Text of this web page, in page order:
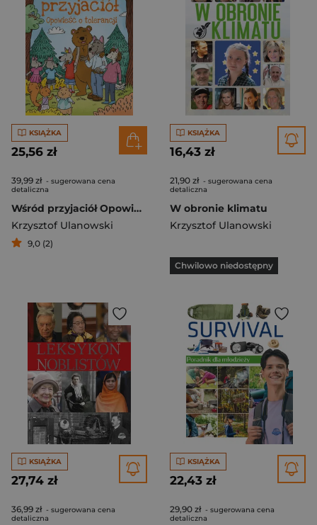
KSIĄŻKA
25,56 zł
39,99 zł - sugerowana cena
detaliczna
Wśród przyjaciół Opowieści o tolerancji
Krzysztof Ulanowski
9,0 (2)
KSIĄŻKA
16,43 zł
21,90 zł - sugerowana cena
detaliczna
W obronie klimatu
Krzysztof Ulanowski
Chwilowo niedostępny
KSIĄŻKA
27,74 zł
36,99 zł - sugerowana cena
detaliczna
KSIĄŻKA
22,43 zł
29,90 zł - sugerowana cena
detaliczna